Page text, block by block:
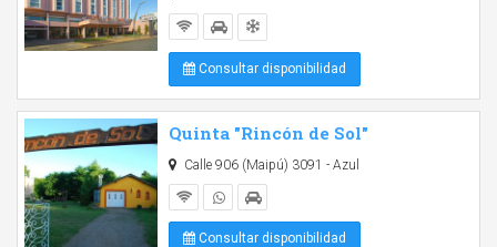
Consultar disponibilidad
Quinta "Rincón de Sol"
Calle 906 (Maipú) 3091 - Azul
Consultar disponibilidad